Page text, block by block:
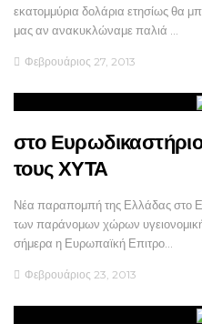
εκατομμύρια δολάρια ετησίως θα
μας αν ανακυκλώναμε παλιά …
Φεβρουάριος 27, 2013
στο
τους ΧΥΤΑ
Νέα παραπομπή της Ελλάδας στο
των παράνομων χώρων
σήμερα η Ευρωπαϊκή Επιτρο…
Φεβρουάριος 23, 2013